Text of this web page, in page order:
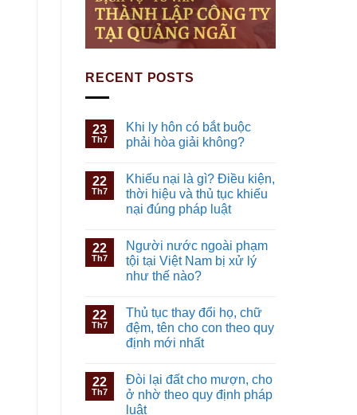
RECENT POSTS
23
Th7
Khi ly hôn có bắt buộc
phải hòa giải không?
22
Th7
Khiếu nại là gì? Điều kiện,
thời hiệu và thủ tục khiếu
nại đúng pháp luật
22
Th7
Người nước ngoài phạm
tội tại Việt Nam bị xử lý
như thế nào?
22
Th7
Thủ tục thay đổi họ, chữ
đệm, tên cho con theo quy
định mới nhất
22
Th7
Đòi lại đất cho mượn, cho
ở nhờ theo quy định pháp
luật